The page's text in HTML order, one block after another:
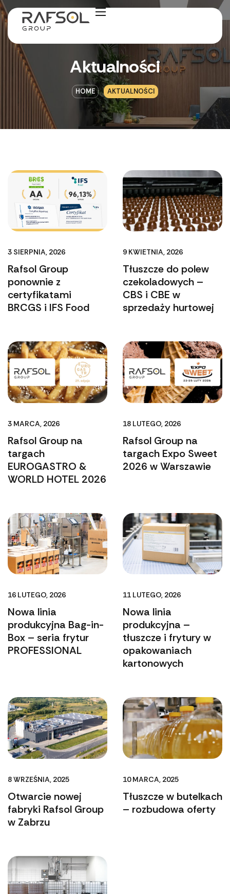
Aktualności
HOME AKTUALNOŚCI
3 SIERPNIA, 2026
Rafsol Group
ponownie z
certyfikatami
BRCGS i IFS Food
9 KWIETNIA, 2026
Tłuszcze do polew
czekoladowych –
CBS i CBE w
sprzedaży hurtowej
3 MARCA, 2026
Rafsol Group na
targach
EUROGASTRO &
WORLD HOTEL 2026
18 LUTEGO, 2026
Rafsol Group na
targach Expo Sweet
2026 w Warszawie
16 LUTEGO, 2026
Nowa linia
produkcyjna Bag-in-
Box – seria frytur
PROFESSIONAL
11 LUTEGO, 2026
Nowa linia
produkcyjna –
tłuszcze i frytury w
opakowaniach
kartonowych
8 WRZEŚNIA, 2025
Otwarcie nowej
fabryki Rafsol Group
w Zabrzu
10 MARCA, 2025
Tłuszcze w butelkach
– rozbudowa oferty